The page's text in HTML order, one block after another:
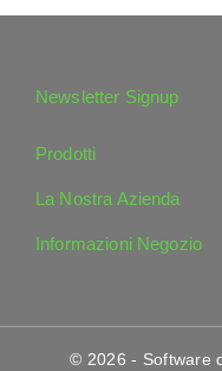
Newsletter Signup
Prodotti
La Nostra Azienda
Informazioni Negozio
© 2026 - Software